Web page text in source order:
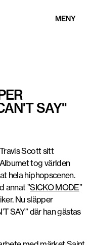
MENY
SAY"
Scott sitt
Albumet tog världen
hela hiphopscenen.
annat ”SICKO MODE”
Nu släpper
SAY” där han gästas